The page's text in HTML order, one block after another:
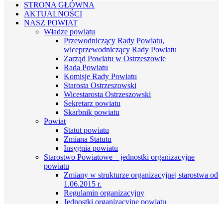
STRONA GŁÓWNA
AKTUALNOŚCI
NASZ POWIAT
Władze powiatu
Przewodniczący Rady Powiatu,
wiceprzewodniczący Rady Powiatu
Zarząd Powiatu w Ostrzeszowie
Rada Powiatu
Komisje Rady Powiatu
Starosta Ostrzeszowski
Wicestarosta Ostrzeszowski
Sekretarz powiatu
Skarbnik powiatu
Powiat
Statut powiatu
Zmiana Statutu
Insygnia powiatu
Starostwo Powiatowe – jednostki organizacyjne
powiatu
Zmiany w strukturze organizacyjnej starostwa od
1.06.2015 r.
Regulamin organizacyjny
Jednostki organizacyjne powiatu